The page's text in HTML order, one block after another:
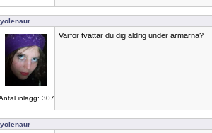
yolenaur
inlägg: 307
Varför tvättar du dig aldrig under armarna?
yolenaur